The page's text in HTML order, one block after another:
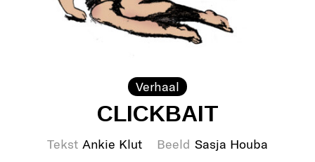
Verhaal
CLICKBAIT
Tekst Ankie Klut Beeld Sasja Houba